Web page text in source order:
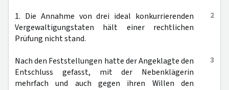
2
1. Die Annahme von drei ideal konkurrierenden
Vergewaltigungstaten hält einer rechtlichen
Prüfung nicht stand.
3
Nach den Feststellungen hatte der Angeklagte den
Entschluss gefasst, mit der Nebenklägerin
mehrfach und auch gegen ihren Willen den